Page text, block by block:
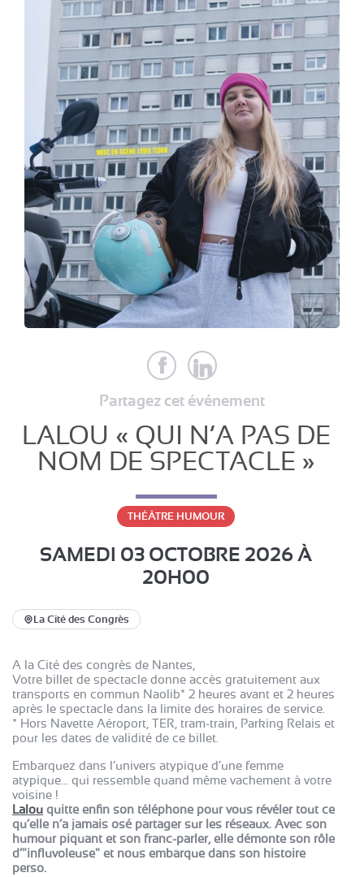
Partagez cet événement
LALOU « QUI N’A PAS DE
NOM DE SPECTACLE »
THÉÂTRE HUMOUR
SAMEDI 03 OCTOBRE 2026 À
20H00
La Cité des Congrès
A la Cité des congrès de Nantes,
Votre billet de spectacle donne accès gratuitement aux
transports en commun Naolib* 2 heures avant et 2 heures
après le spectacle dans la limite des horaires de service.
* Hors Navette Aéroport, TER, tram-train, Parking Relais et
pour les dates de validité de ce billet.
Embarquez dans l’univers atypique d’une femme
atypique… qui ressemble quand même vachement à votre
voisine !
Lalou quitte enfin son téléphone pour vous révéler tout ce
qu’elle n’a jamais osé partager sur les réseaux. Avec son
humour piquant et son franc-parler, elle démonte son rôle
d’"influvoleuse" et nous embarque dans son histoire
perso.